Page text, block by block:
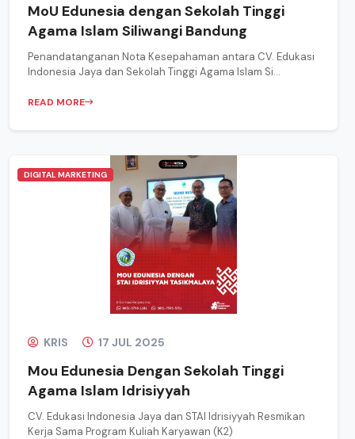
MoU Edunesia dengan Sekolah Tinggi
Agama Islam Siliwangi Bandung
Penandatanganan Nota Kesepahaman antara CV. Edukasi
Indonesia Jaya dan Sekolah Tinggi Agama Islam Si...
READ MORE
DIGITAL MARKETING
KRIS 17 JUL 2025
Mou Edunesia Dengan Sekolah Tinggi
Agama Islam Idrisiyyah
CV. Edukasi Indonesia Jaya dan STAI Idrisiyyah Resmikan
Kerja Sama Program Kuliah Karyawan (K2)